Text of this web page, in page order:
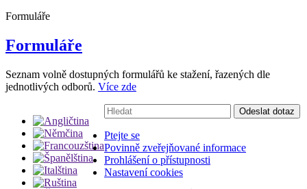
Formuláře
Formuláře
Seznam volně dostupných formulářů ke stažení, řazených dle
jednotlivých odborů. Více zde
Vyhledávání:
Odeslat dotaz
Ptejte se
Povinně zveřejňované informace
Prohlášení o přístupnosti
Nastavení cookies